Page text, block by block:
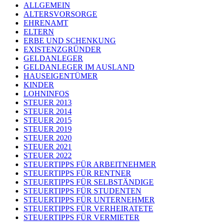
ALLGEMEIN
ALTERSVORSORGE
EHRENAMT
ELTERN
ERBE UND SCHENKUNG
EXISTENZGRÜNDER
GELDANLEGER
GELDANLEGER IM AUSLAND
HAUSEIGENTÜMER
KINDER
LOHNINFOS
STEUER 2013
STEUER 2014
STEUER 2015
STEUER 2019
STEUER 2020
STEUER 2021
STEUER 2022
STEUERTIPPS FÜR ARBEITNEHMER
STEUERTIPPS FÜR RENTNER
STEUERTIPPS FÜR SELBSTÄNDIGE
STEUERTIPPS FÜR STUDENTEN
STEUERTIPPS FÜR UNTERNEHMER
STEUERTIPPS FÜR VERHEIRATETE
STEUERTIPPS FÜR VERMIETER